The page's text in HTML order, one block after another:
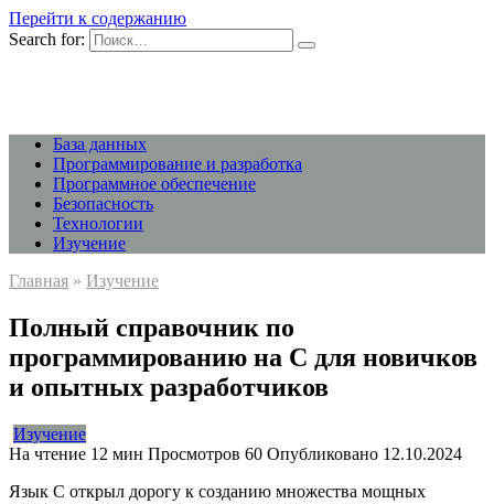
Перейти к содержанию
Search for:
База данных
Программирование и разработка
Программное обеспечение
Безопасность
Технологии
Изучение
Главная » Изучение
Полный справочник по
программированию на C для новичков
и опытных разработчиков
Изучение
На чтение 12 мин Просмотров 60 Опубликовано 12.10.2024
Язык C открыл дорогу к созданию множества мощных